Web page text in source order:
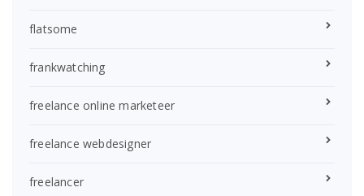
flatsome
frankwatching
freelance online marketeer
freelance webdesigner
freelancer